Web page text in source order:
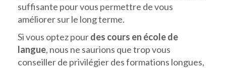
suffisante pour vous permettre de vous
améliorer sur le long terme.
Si vous optez pourdes cours en école de
langue, nous ne saurions que trop vous
conseiller de privilégier des formations longues,